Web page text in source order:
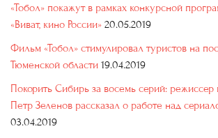
«Тобол» покажут в рамках конкурсной
«Виват, кино России» 20.05.2019
Фильм «Тобол» стимулировал туристов на
Тюменской области 19.04.2019
Покорить Сибирь за восемь серий:
Петр Зеленов рассказал о работе над
03.04.2019